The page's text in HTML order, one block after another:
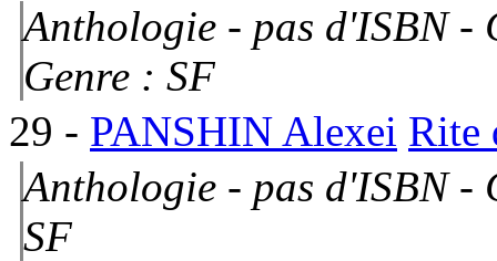
Anthologie - pas d'ISBN -
Genre : SF
29 - PANSHIN Alexei Rite
Anthologie - pas d'ISBN -
SF